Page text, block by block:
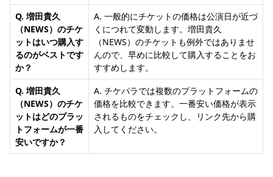
Q. 増田貴久
（NEWS）のチケ
ットはいつ購入す
るのがベストです
か？
A. 一般的にチケットの価格は公演日が近づ
くにつれて変動します。増田貴久
（NEWS）のチケットも例外ではありませ
んので、早めに比較して購入することをお
すすめします。
Q. 増田貴久
（NEWS）のチケ
ットはどのプラッ
トフォームが一番
安いですか？
A. チケパラでは複数のプラットフォームの
価格を比較できます。一番安い価格が表示
されるものをチェックし、リンク先から購
入してください。